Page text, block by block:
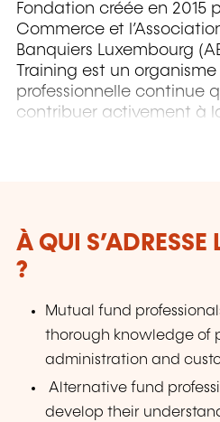
Fondation créée en 2015
Commerce et
Banquiers Luxembourg
Training est un
professionnelle continue
contribuer activement à
les compétences de
À QUI S’ADRESSE
?
Mutual fund
thorough knowledge of
administration and
Alternative fund
develop their